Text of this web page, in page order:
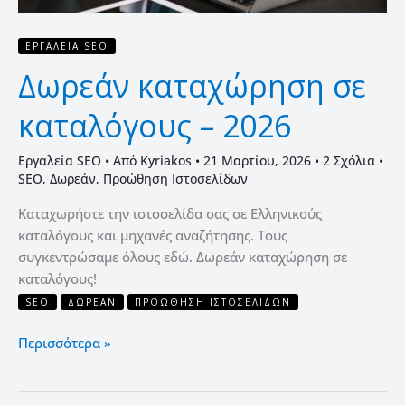
ΕΡΓΑΛΕΊΑ SEO
Δωρεάν καταχώρηση σε
καταλόγους – 2026
Εργαλεία SEO • Από Kyriakos • 21 Μαρτίου, 2026 • 2 Σχόλια •
SEO, Δωρεάν, Προώθηση Ιστοσελίδων
Καταχωρήστε την ιστοσελίδα σας σε Ελληνικούς
καταλόγους και μηχανές αναζήτησης. Τους
συγκεντρώσαμε όλους εδώ. Δωρεάν καταχώρηση σε
καταλόγους!
SEO ΔΩΡΕΆΝ ΠΡΟΏΘΗΣΗ ΙΣΤΟΣΕΛΊΔΩΝ
Περισσότερα »